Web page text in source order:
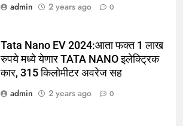
admin
2 years ago 0
Tata Nano EV 2024:आता फक्त 1 लाख
रुपये मध्ये येणार TATA NANO इलेक्ट्रिक
कार, 315 किलोमीटर अवरेज सह
admin
2 years ago 0